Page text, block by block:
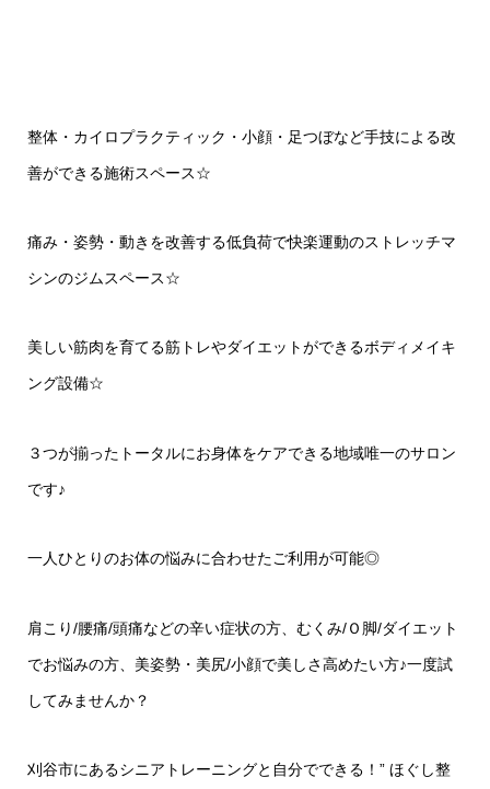
整体・カイロプラクティック・小顔・足つぼなど手技による改
善ができる施術スペース☆
痛み・姿勢・動きを改善する低負荷で快楽運動のストレッチマ
シンのジムスペース☆
美しい筋肉を育てる筋トレやダイエットができるボディメイキ
ング設備☆
３つが揃ったトータルにお身体をケアできる地域唯一のサロン
です♪
一人ひとりのお体の悩みに合わせたご利用が可能◎
肩こり/腰痛/頭痛などの辛い症状の方、むくみ/Ｏ脚/ダイエット
でお悩みの方、美姿勢・美尻/小顔で美しさ高めたい方♪一度試
してみませんか？
刈谷市にあるシニアトレーニングと自分でできる！” ほぐし整